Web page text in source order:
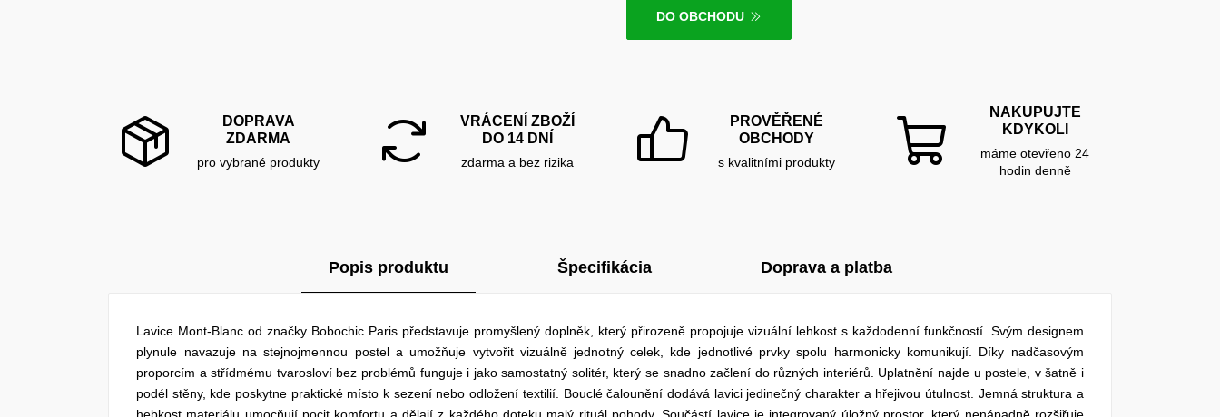
DO OBCHODU
DOPRAVA
ZDARMA
pro vybrané produkty
VRÁCENÍ ZBOŽÍ
DO 14 DNÍ
zdarma a bez rizika
PROVĚŘENÉ
OBCHODY
s kvalitními produkty
NAKUPUJTE
KDYKOLI
máme otevřeno 24
hodin denně
Popis produktu Špecifikácia Doprava a platba
Lavice Mont-Blanc od značky Bobochic Paris představuje promyšlený doplněk, který přirozeně propojuje vizuální lehkost s každodenní funkčností. Svým designem
plynule navazuje na stejnojmennou postel a umožňuje vytvořit vizuálně jednotný celek, kde jednotlivé prvky spolu harmonicky komunikují. Díky nadčasovým
proporcím a střídmému tvarosloví bez problémů funguje i jako samostatný solitér, který se snadno začlení do různých interiérů. Uplatnění najde u postele, v šatně i
podél stěny, kde poskytne praktické místo k sezení nebo odložení textilií. Bouclé čalounění dodává lavici jedinečný charakter a hřejivou útulnost. Jemná struktura a